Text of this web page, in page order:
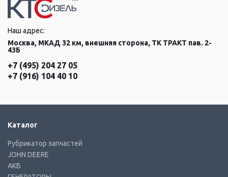
Наш адрес:
Москва, МКАД 32 км, внешняя сторона, ТК ТРАКТ пав. 2-
43Б
+7 (495) 204 27 05
+7 (916) 104 40 10
Каталог
Рубрикатор запчастей
JOHN DEERE
АКБ